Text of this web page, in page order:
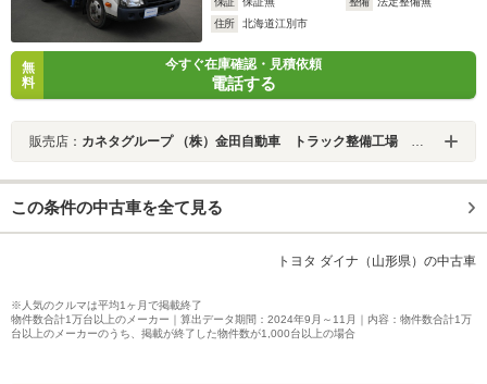
住所
北海道江別市
無
料
今すぐ在庫確認・見積依頼
電話する
販売店： カネタグループ （株）金田自動車 トラック整備工場 札幌店
この条件の中古車を全て見る
トヨタ ダイナ（山形県）の中古車
※人気のクルマは平均1ヶ月で掲載終了
物件数合計1万台以上のメーカー｜算出データ期間：2024年9月～11月｜内容：物件数合計1万
台以上のメーカーのうち、掲載が終了した物件数が1,000台以上の場合